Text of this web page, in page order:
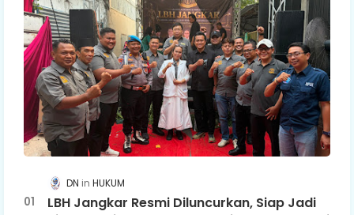
DN HUKUM
LBH Jangkar Resmi Diluncurkan, Siap Jadi